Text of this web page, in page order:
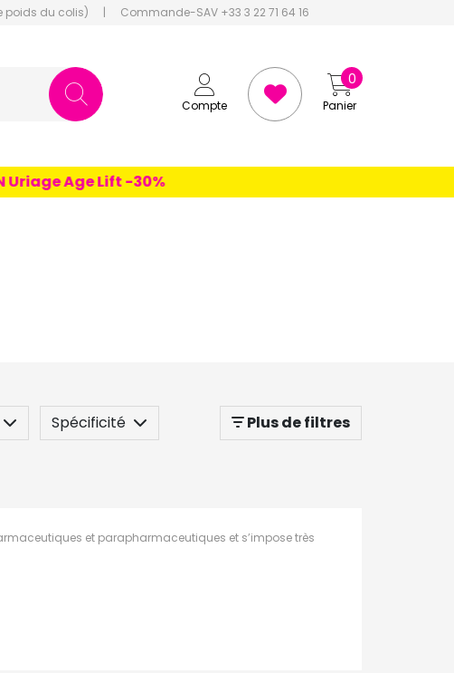
poids du colis) | Commande-SAV +33 3 22 71 64 16
Compte Panier
0
Age Lift -30%
Spécificité
Plus de filtres
et parapharmaceutiques et s’impose très